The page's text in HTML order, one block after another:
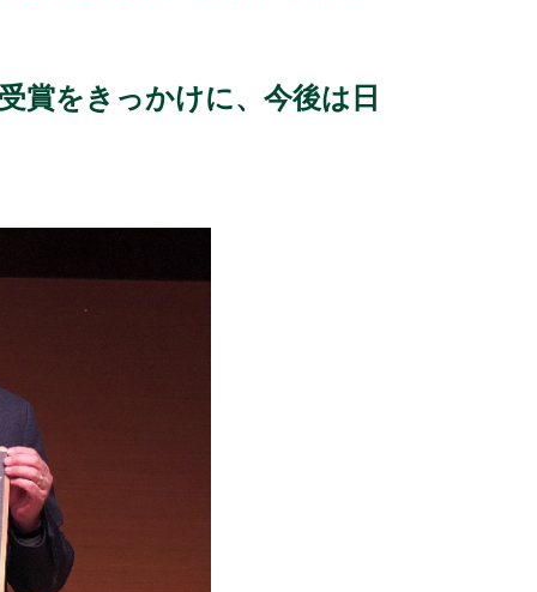
賞をきっかけに、今後は日